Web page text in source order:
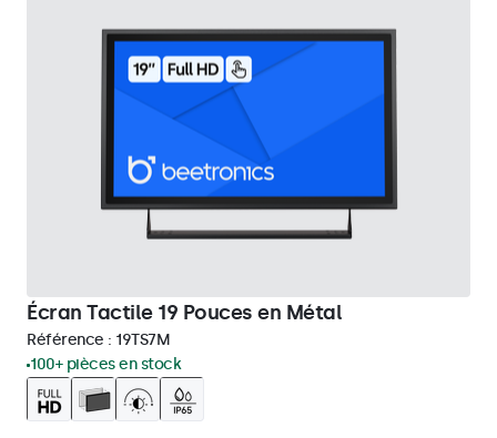
Écran Tactile 19 Pouces en Métal
Référence : 19TS7M
100+ pièces en stock